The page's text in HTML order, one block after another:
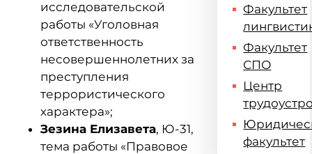
исследовательской
работы «Уголовная
ответственность
несовершеннолетних за
преступления
террористического
характера»;
Зезина Елизавета, Ю-31,
тема работы «Правовое
Факультет
Факультет
СПО
Центр
факультет